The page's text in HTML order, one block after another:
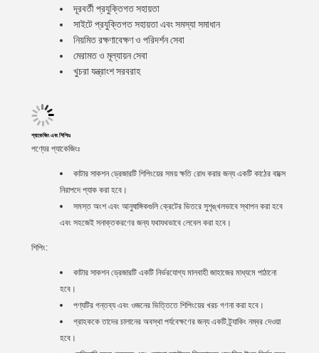
দূরবর্তী প্রযুক্তিগত সহায়তা
সাইটে প্রযুক্তিগত সহায়তা এবং সমস্যা সমাধান
নিয়মিত রক্ষণাবেক্ষণ ও পরিদর্শন সেবা
মেরামত ও মূল্যায়ন সেবা
খুচরা যন্ত্রাংশ সরবরাহ
প্যাকেজিং এবং শিপিংঃ
পণ্যের প্যাকেজিংঃ
কাটার সাকশন ড্রেজারটি শিপিংয়ের সময় ক্ষতি রোধ করার জন্য একটি কাঠের বাক্সে
নিরাপদে প্যাক করা হবে।
সমস্ত অংশ এবং আনুষাঙ্গিকগুলি ক্রেটের ভিতরে সুশৃঙ্খলভাবে স্থাপন করা হবে
এবং সহজেই সনাক্তকরণের জন্য যথাযথভাবে লেবেল করা হবে।
শিপিং:
কাটার সাকশন ড্রেজারটি একটি নির্ভরযোগ্য মালবাহী জাহাজের মাধ্যমে পাঠানো
হবে।
পণ্যটির গন্তব্য এবং ওজনের ভিত্তিতে শিপিংয়ের খরচ গণনা করা হবে।
গ্রাহককে তাদের চালানের অবস্থা পর্যবেক্ষণের জন্য একটি ট্র্যাকিং নম্বর দেওয়া
হবে।